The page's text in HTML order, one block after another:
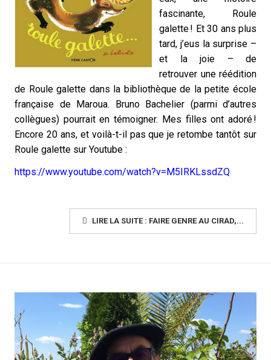
fascinante, Roule
galette ! Et 30 ans plus
tard, j’eus la surprise –
et la joie – de
retrouver une réédition
de Roule galette dans la bibliothèque de la petite école
française de Maroua. Bruno Bachelier (parmi d’autres
collègues) pourrait en témoigner. Mes filles ont adoré !
Encore 20 ans, et voilà-t-il pas que je retombe tantôt sur
Roule galette sur Youtube :
https://www.youtube.com/watch?v=M5IRKLssdZQ
LIRE LA SUITE : FAIRE GENRE AU CIRAD,...